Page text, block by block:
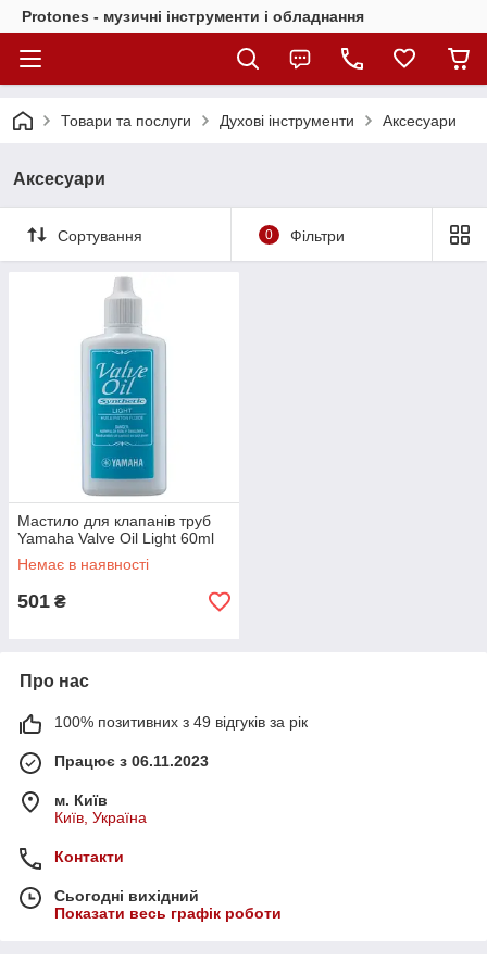
Protones - музичні інструменти і обладнання
Товари та послуги Духові інструменти Аксесуари
Аксесуари
Сортування 0 Фільтри
Мастило для клапанів труб
Yamaha Valve Oil Light 60ml
Немає в наявності
501 ₴
Про нас
100% позитивних з 49 відгуків за рік
Працює з 06.11.2023
м. Київ
Київ, Україна
Контакти
Сьогодні вихідний
Показати весь графік роботи